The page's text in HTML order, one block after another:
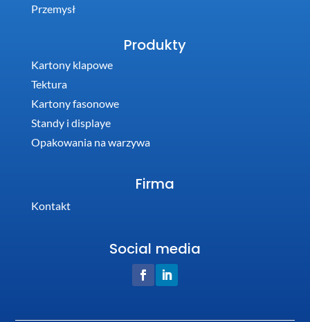
Przemysł
Produkty
Kartony klapowe
Tektura
Kartony fasonowe
Standy i displaye
Opakowania na warzywa
Firma
Kontakt
Social media